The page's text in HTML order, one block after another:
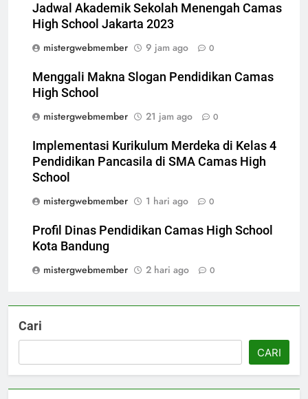
Jadwal Akademik Sekolah Menengah Camas
High School Jakarta 2023
mistergwebmember
9 jam ago 0
Menggali Makna Slogan Pendidikan Camas
High School
mistergwebmember
21 jam ago 0
Implementasi Kurikulum Merdeka di Kelas 4
Pendidikan Pancasila di SMA Camas High
School
mistergwebmember
1 hari ago 0
Profil Dinas Pendidikan Camas High School
Kota Bandung
mistergwebmember
2 hari ago 0
Cari
CARI